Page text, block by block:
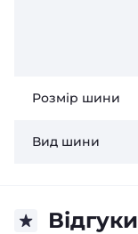
Розмір шини
Вид шини
Відгуки